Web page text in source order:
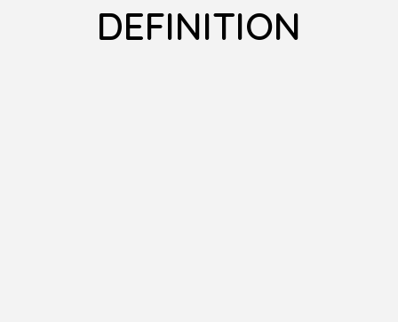
DEFINITION